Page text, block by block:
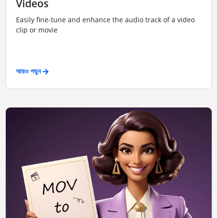
Videos
Easily fine-tune and enhance the audio track of a video
clip or movie
আরও পড়ুন